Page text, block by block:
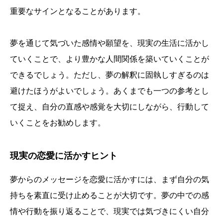
重要なサインとなることがあります。
夢を通じて気づいた感情や願望を、現実の生活に活かし
ていくことで、より豊かな人間関係を築いていくことが
できるでしょう。ただし、夢の解釈に固執しすぎるのは
避けたほうがよいでしょう。あくまでも一つの参考とし
て捉え、自分の直感や感覚を大切にしながら、行動して
いくことをお勧めします。
現実の恋愛に活かすヒント
夢からのメッセージを恋愛に活かすには、まず自分の気
持ちを素直に受け止めることが大切です。夢の中での感
情や行動を振り返ることで、現実では気づきにくい自分